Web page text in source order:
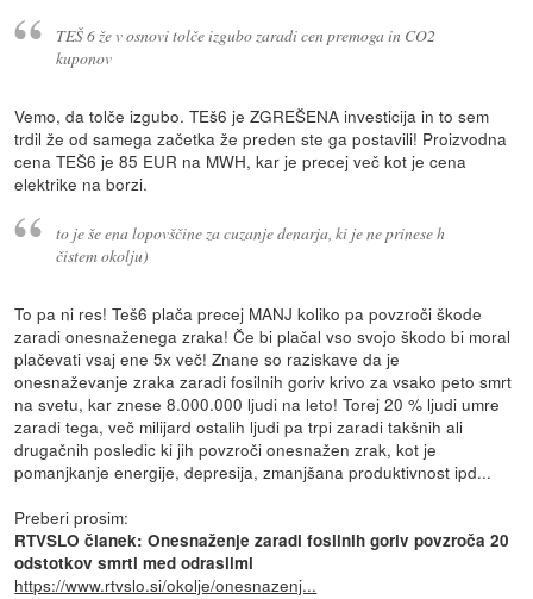
TEŠ 6 že v osnovi tolče izgubo zaradi cen premoga in CO2
kuponov
Vemo, da tolče izgubo. TEš6 je ZGREŠENA investicija in to sem
trdil že od samega začetka že preden ste ga postavili! Proizvodna
cena TEŠ6 je 85 EUR na MWH, kar je precej več kot je cena
elektrike na borzi.
to je še ena lopovščine za cuzanje denarja, ki je ne prinese h
čistem okolju)
To pa ni res! Teš6 plača precej MANJ koliko pa povzroči škode
zaradi onesnaženega zraka! Če bi plačal vso svojo škodo bi moral
plačevati vsaj ene 5x več! Znane so raziskave da je
onesnaževanje zraka zaradi fosilnih goriv krivo za vsako peto smrt
na svetu, kar znese 8.000.000 ljudi na leto! Torej 20 % ljudi umre
zaradi tega, več milijard ostalih ljudi pa trpi zaradi takšnih ali
drugačnih posledic ki jih povzroči onesnažen zrak, kot je
pomanjkanje energije, depresija, zmanjšana produktivnost ipd...
Preberi prosim:
RTVSLO članek: Onesnaženje zaradi fosilnih goriv povzroča 20
odstotkov smrti med odraslimi
https://www.rtvslo.si/okolje/onesnazenj...